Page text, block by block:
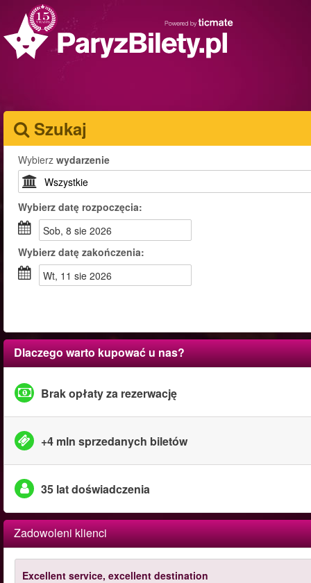
Szukaj
Wybierz wydarzenie
Wybierz datę rozpoczęcia:
sob, 8 sie 2026
Wybierz datę zakończenia:
wt, 11 sie 2026
Dlaczego warto kupować u nas?
Brak opłaty za rezerwację
+4 mln sprzedanych biletów
35 lat doświadczenia
Zadowoleni klienci
Excellent service, excellent destination